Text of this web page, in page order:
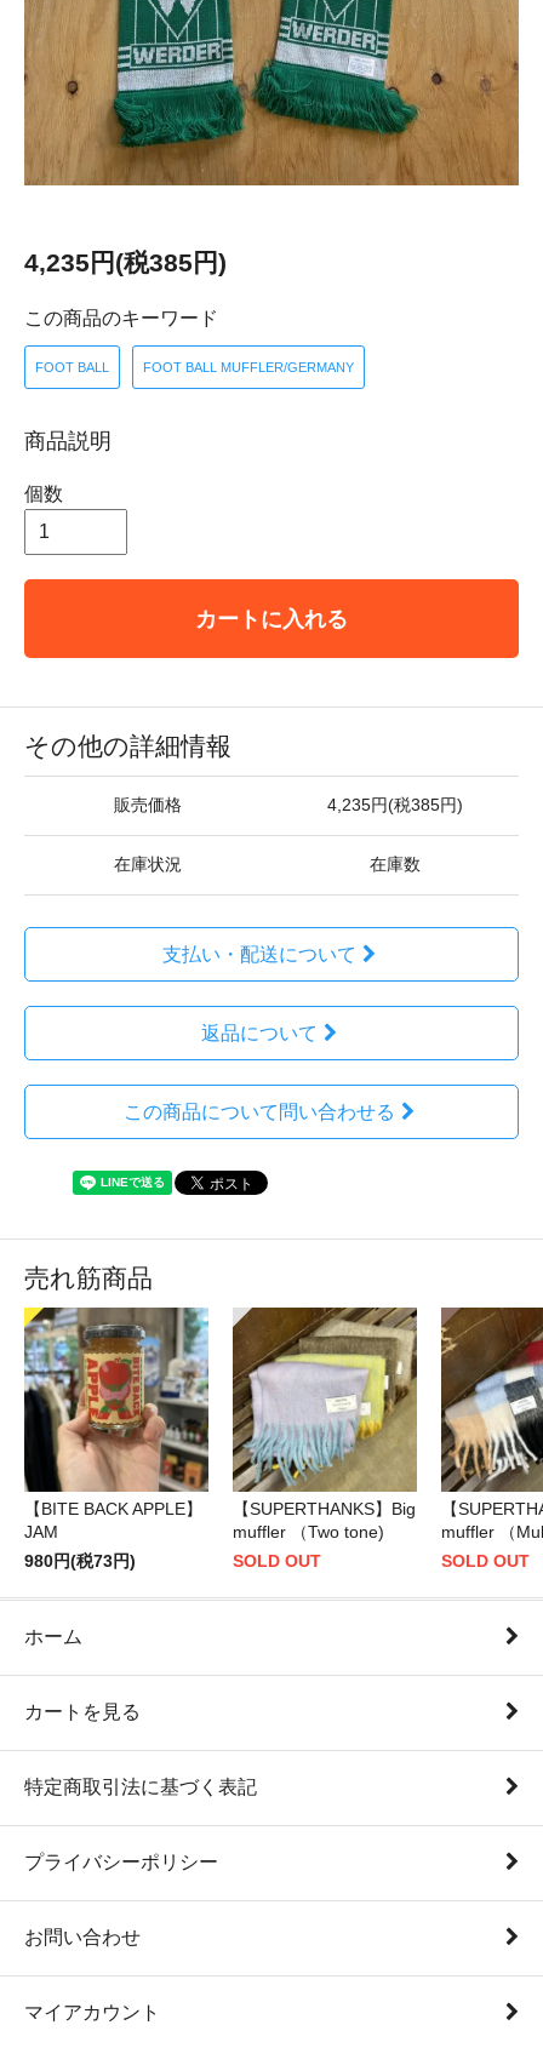
4,235円(税385円)
この商品のキーワード
FOOT BALL FOOT BALL MUFFLER/GERMANY
商品説明
個数
カートに入れる
その他の詳細情報
販売価格 4,235円(税385円)
在庫状況 在庫数
支払い・配送について
返品について
この商品について問い合わせる
売れ筋商品
【BITE BACK APPLE】
JAM
980円(税73円)
【SUPERTHANKS】Big
muffler （Two tone)
SOLD OUT
【
muffler （
SOLD OUT
ホーム
カートを見る
特定商取引法に基づく表記
プライバシーポリシー
お問い合わせ
マイアカウント